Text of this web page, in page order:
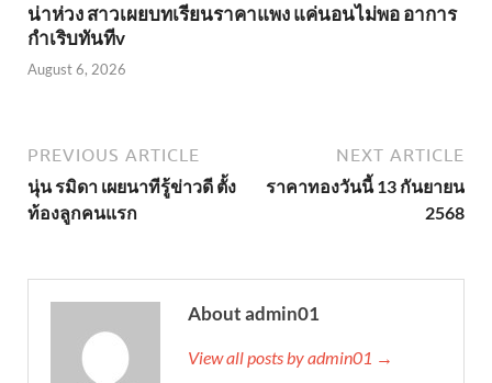
น่าห่วง สาวเผยบทเรียนราคาแพง แค่นอนไม่พอ อาการ
กำเริบทันทีv
August 6, 2026
PREVIOUS ARTICLE
นุ่น รมิดา เผยนาทีรู้ข่าวดี ตั้ง
ท้องลูกคนแรก
NEXT ARTICLE
ราคาทองวันนี้ 13 กันยายน
2568
About admin01
View all posts by admin01 →